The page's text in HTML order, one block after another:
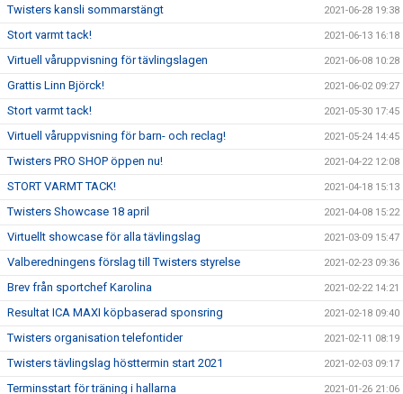
Twisters kansli sommarstängt 2021-06-28 19:38
Stort varmt tack! 2021-06-13 16:18
Virtuell våruppvisning för tävlingslagen 2021-06-08 10:28
Grattis Linn Björck! 2021-06-02 09:27
Stort varmt tack! 2021-05-30 17:45
Virtuell våruppvisning för barn- och reclag! 2021-05-24 14:45
Twisters PRO SHOP öppen nu! 2021-04-22 12:08
STORT VARMT TACK! 2021-04-18 15:13
Twisters Showcase 18 april 2021-04-08 15:22
Virtuellt showcase för alla tävlingslag 2021-03-09 15:47
Valberedningens förslag till Twisters styrelse 2021-02-23 09:36
Brev från sportchef Karolina 2021-02-22 14:21
Resultat ICA MAXI köpbaserad sponsring 2021-02-18 09:40
Twisters organisation telefontider 2021-02-11 08:19
Twisters tävlingslag hösttermin start 2021 2021-02-03 09:17
Terminsstart för träning i hallarna 2021-01-26 21:06